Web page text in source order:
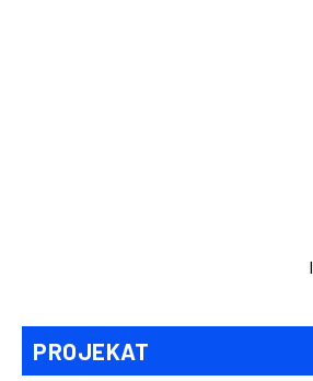
PROJEKAT